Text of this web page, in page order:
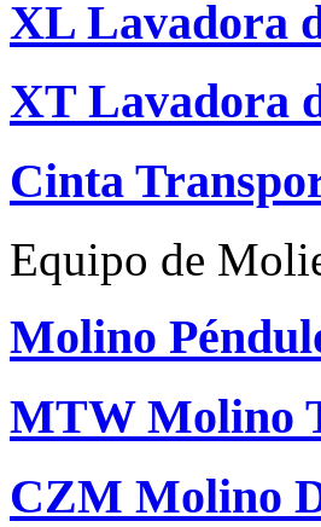
XL Lavadora
XT Lavadora
Cinta
Equipo de
Molino
MTW Molino
CZM Molino